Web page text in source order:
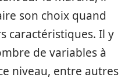
son choix quand
caractéristiques. Il y
de variables à
niveau, entre autres